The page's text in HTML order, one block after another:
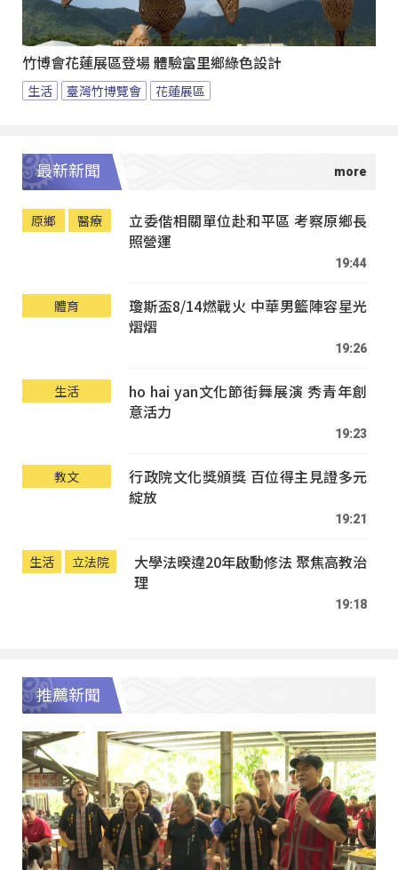
竹博會花蓮展區登場 體驗富里鄉綠色設計
生活 臺灣竹博覽會 花蓮展區
最新新聞
原鄉 醫療
立委偕相關單位赴和平區 考察原鄉長
照營運
19:44
體育
瓊斯盃8/14燃戰火 中華男籃陣容星光
熠熠
19:26
生活
ho hai yan文化節街舞展演 秀青年創
意活力
19:23
教文
行政院文化獎頒獎 百位得主見證多元
綻放
19:21
生活 立法院
大學法暌違20年啟動修法 聚焦高教治
理
19:18
推薦新聞